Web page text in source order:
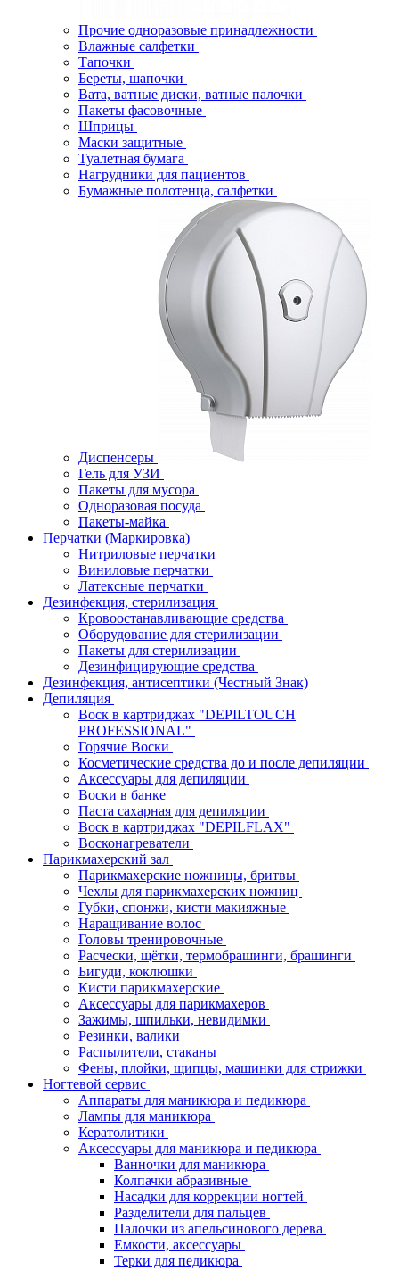
Прочие одноразовые принадлежности
Влажные салфетки
Тапочки
Береты, шапочки
Вата, ватные диски, ватные палочки
Пакеты фасовочные
Шприцы
Маски защитные
Туалетная бумага
Нагрудники для пациентов
Бумажные полотенца, салфетки
Диспенсеры
Гель для УЗИ
Пакеты для мусора
Одноразовая посуда
Пакеты-майка
Перчатки (Маркировка)
Нитриловые перчатки
Виниловые перчатки
Латексные перчатки
Дезинфекция, стерилизация
Кровоостанавливающие средства
Оборудование для стерилизации
Пакеты для стерилизации
Дезинфицирующие средства
Дезинфекция, антисептики (Честный Знак)
Депиляция
Воск в картриджах "DEPILTOUCH
PROFESSIONAL"
Горячие Воски
Косметические средства до и после депиляции
Аксессуары для депиляции
Воски в банке
Паста сахарная для депиляции
Воск в картриджах "DEPILFLAX"
Восконагреватели
Парикмахерский зал
Парикмахерские ножницы, бритвы
Чехлы для парикмахерских ножниц
Губки, спонжи, кисти макияжные
Наращивание волос
Головы тренировочные
Расчески, щётки, термобрашинги, брашинги
Бигуди, коклюшки
Кисти парикмахерские
Аксессуары для парикмахеров
Зажимы, шпильки, невидимки
Резинки, валики
Распылители, стаканы
Фены, плойки, щипцы, машинки для стрижки
Ногтевой сервис
Аппараты для маникюра и педикюра
Лампы для маникюра
Кератолитики
Аксессуары для маникюра и педикюра
Ванночки для маникюра
Колпачки абразивные
Насадки для коррекции ногтей
Разделители для пальцев
Палочки из апельсинового дерева
Емкости, аксессуары
Терки для педикюра